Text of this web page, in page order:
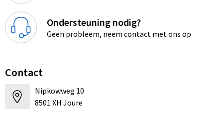
Ondersteuning nodig?
Geen probleem, neem contact met ons op
Contact
Nipkowweg 10
8501 XH Joure